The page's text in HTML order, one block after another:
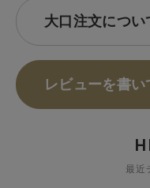
大口注文につい
レビューを書い
最近